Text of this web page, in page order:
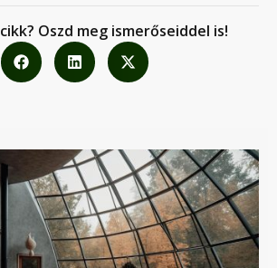
Oszd meg ismerőseiddel is!